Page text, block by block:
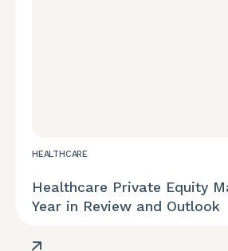
HEALTHCARE
Healthcare Private Equity
Year in Review and Outlook